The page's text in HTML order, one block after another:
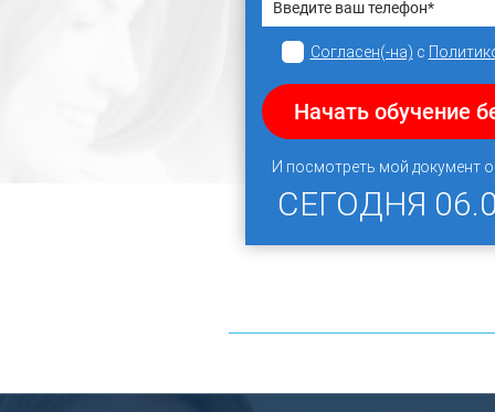
Согласен(-на) с
Начать обучение
И посмотреть мой документ
СЕГОДНЯ